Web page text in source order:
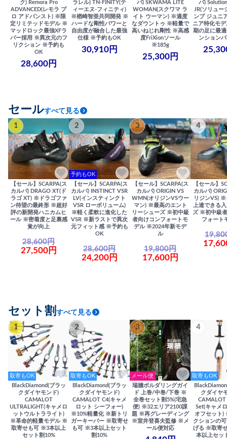
ク) Remora Pro
ADVANCED(レモラ プ
ロ アドバンスト) ※限
定リミテッドモデル ※
マッドロック最強XFラ
バー採用 ※異次元のフ
リクション ※予約も
OK
28,600円
ラレル) TN-FINITY(テ
ィーエヌ-フィニティ)
※楢崎智亜共同開発 ※
ハードな剛性パワーと
自由度が融合した最強
仕様 ※予約もOK
30,910円
バ) SKWAMA LITE
WOMAN(スクワマ ラ
イト ウーマン) ※適度
なダウントゥ ※軽量で
高いねじれ剛性 ※高感
度FriXionソール
※185g
25,300円
バ)
JR(ソリュー
ンプ ジュニ
ニア特化モ
期の足に最
ンション
セールすべて見る
1
【セール】SCARPA(ス
カルパ) DRAGO XT(ド
ラゴ XT) ※ドラゴファ
ン待望の最終形 ※超好
評の新開発ハニカムヒ
ール ※密着度と足裏感
覚が向上
28,600円
27,500円
2
予約もOK
【セール】SCARPA(ス
カルパ) INSTINCT VSR
LV(インスティンクト
VSR ローボリューム)
※軽く柔軟に進化した
VSR ※新ラストで異次
元フィット感 ※予約も
OK
28,600円
24,200円
3
【セール】SCARPA(ス
カルパ) ORIGIN VS
WMN(オリジンVSウー
マン) ※最高のエント
リーシューズ ※初中級
者向けコンフォートモ
デル ※2024年新モデ
ル
19,800円
17,600円
4
【セール】
カルパ)
リジンVS) ※
上達できる
ズ ※初中級
フォート
セット割 すべて見る
1
取寄もOK
BlackDiamond(ブラッ
クダイヤモンド)
CAMALOT
ULTRALIGHT(キャメロ
ットウルトラライト)
※革命的軽量モデル ※
取寄せも可 ※3本以上
セット割10%
2
取寄もOK
BlackDiamond(ブラッ
クダイヤモンド)
CAMALOT C4(キャメ
ロット シーフォー)
※10%軽量化 ※新トリ
ガーキーパー ※取寄せ
も可 ※3本以上セット
割10%
3
メール便
瑞牆ボルダリングガイ
ド 上巻/中巻/下巻 ※
全巻セット割5%(宅急
便) ※32エリア2100課
題 ※再グレーディング
※室井登喜夫監修 ※メ
ール便対応
4
取寄もOK
クダイヤ
Set(キャメ
オフセット)
クションの
げる ※取寄
本以上セッ